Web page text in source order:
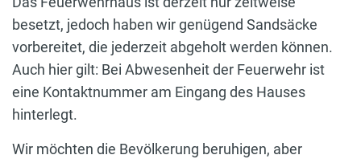
besetzt, jedoch haben wir genügend Sandsäcke
vorbereitet, die jederzeit abgeholt werden können.
Auch hier gilt: Bei Abwesenheit der Feuerwehr ist
eine Kontaktnummer am Eingang des Hauses
hinterlegt.
Wir möchten die Bevölkerung beruhigen, aber